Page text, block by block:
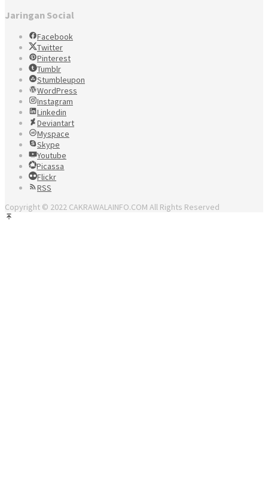
Jaringan Social
Facebook
Twitter
Pinterest
Tumblr
Stumbleupon
WordPress
Instagram
Linkedin
Deviantart
Myspace
Skype
Youtube
Picassa
Flickr
RSS
Copyright © 2022 CAKRAWALAINFO.COM All Rights Reserved